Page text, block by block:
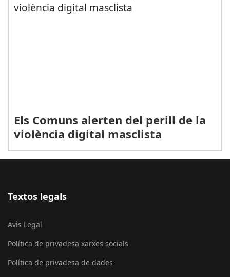
Els Comuns alerten del perill de la
violència digital masclista
Textos legals
Avis Legal
Política de privadesa xarxes socials
Política de privadesa de dades